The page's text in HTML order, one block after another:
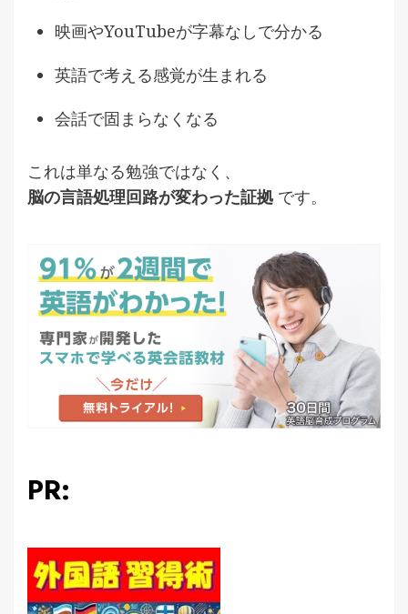
映画やYouTubeが字幕なしで分かる
英語で考える感覚が生まれる
会話で固まらなくなる
これは単なる勉強ではなく、
脳の言語処理回路が変わった証拠 です。
PR: